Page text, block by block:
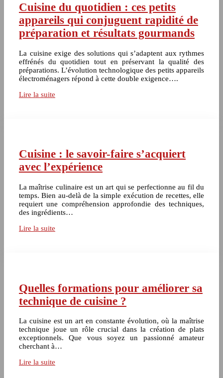
Cuisine du quotidien : ces petits
appareils qui conjuguent rapidité de
préparation et résultats gourmands
La cuisine exige des solutions qui s’adaptent aux rythmes
effrénés du quotidien tout en préservant la qualité des
préparations. L’évolution technologique des petits appareils
électroménagers répond à cette double exigence….
Lire la suite
Cuisine : le savoir-faire s’acquiert
avec l’expérience
La maîtrise culinaire est un art qui se perfectionne au fil du
temps. Bien au-delà de la simple exécution de recettes, elle
requiert une compréhension approfondie des techniques,
des ingrédients…
Lire la suite
Quelles formations pour améliorer sa
technique de cuisine ?
La cuisine est un art en constante évolution, où la maîtrise
technique joue un rôle crucial dans la création de plats
exceptionnels. Que vous soyez un passionné amateur
cherchant à…
Lire la suite